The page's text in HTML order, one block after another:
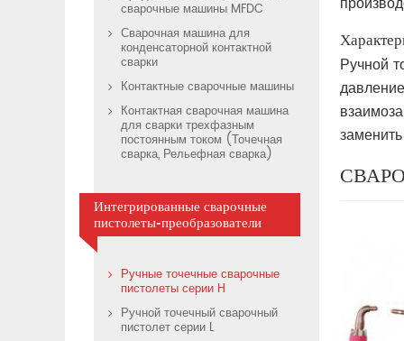
Ручной
сварочные машины MFDC
Сварочная машина для
конденсаторной контактной
сварки
Контактные сварочные машины
Контактная сварочная машина
для сварки трехфазным
постоянным током (Точечная
сварка, Рельефная сварка)
Интегрированные сварочные
пистолеты-преобразователи
Ручные точечные сварочные
пистолеты серии H
Ручной точечный сварочный
пистолет серии L